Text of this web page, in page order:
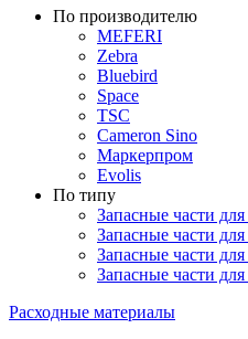
По производителю
MEFERI
Zebra
Bluebird
Space
TSC
Cameron Sino
Маркерпром
Evolis
По типу
Запасные части
Запасные части
Запасные части для
Запасные части
Расходные материалы